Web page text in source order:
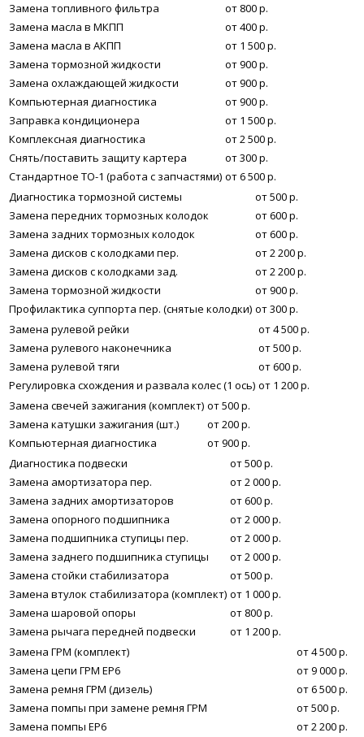
Замена топливного фильтра
от 800 р.
Замена масла в МКПП
от 400 р.
Замена масла в АКПП
от 1 500 р.
Замена тормозной жидкости
от 900 р.
Замена охлаждающей жидкости
от 900 р.
Компьютерная диагностика
от 900 р.
Заправка кондиционера
от 1 500 р.
Комплексная диагностика
от 2 500 р.
Снять/поставить защиту картера
от 300 р.
Стандартное ТО-1 (работа с запчастями) от 6 500 р.
Диагностика тормозной системы
от 500 р.
Замена передних тормозных колодок
от 600 р.
Замена задних тормозных колодок
от 600 р.
Замена дисков с колодками пер.
от 2 200 р.
Замена дисков с колодками зад.
от 2 200 р.
Замена тормозной жидкости
от 900 р.
Профилактика суппорта пер. (снятые колодки) от 300 р.
Замена рулевой рейки
от 4 500 р.
Замена рулевого наконечника
от 500 р.
Замена рулевой тяги
от 600 р.
Регулировка схождения и развала колес (1 ось) от 1 200 р.
Замена свечей зажигания (комплект) от 500 р.
Замена катушки зажигания (шт.)
от 200 р.
Компьютерная диагностика
от 900 р.
Диагностика подвески
от 500 р.
Замена амортизатора пер.
от 2 000 р.
Замена задних амортизаторов
от 600 р.
Замена опорного подшипника
от 2 000 р.
Замена подшипника ступицы пер.
от 2 000 р.
Замена заднего подшипника ступицы
от 2 000 р.
Замена стойки стабилизатора
от 500 р.
Замена втулок стабилизатора (комплект) от 1 000 р.
Замена шаровой опоры
от 800 р.
Замена рычага передней подвески
от 1 200 р.
Замена ГРМ (комплект)
от 4 500 р.
Замена цепи ГРМ EP6
от 9 000 р.
Замена ремня ГРМ (дизель)
от 6 500 р.
Замена помпы при замене ремня ГРМ
от 500 р.
Замена помпы EP6
от 2 200 р.